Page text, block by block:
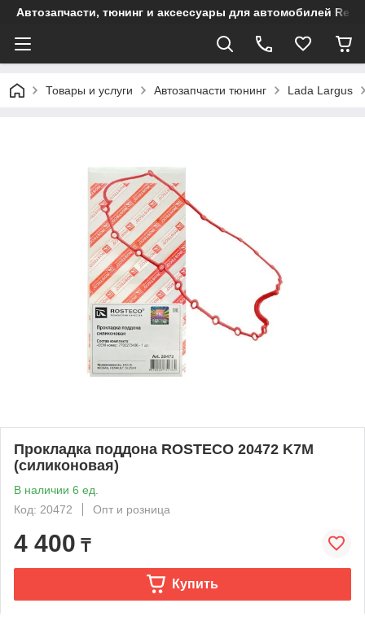
Автозапчасти, тюнинг и аксессуары для автомобилей
Товары и услуги Автозапчасти тюнинг Lada Largus
Прокладка поддона ROSTECO 20472 K7M
(силиконовая)
В наличии 6 ед.
Код: 20472
Опт и розница
4 400 ₸
Купить